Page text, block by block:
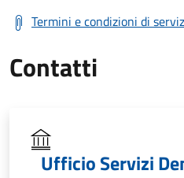
Termini e condizioni di
Contatti
Ufficio Servizi